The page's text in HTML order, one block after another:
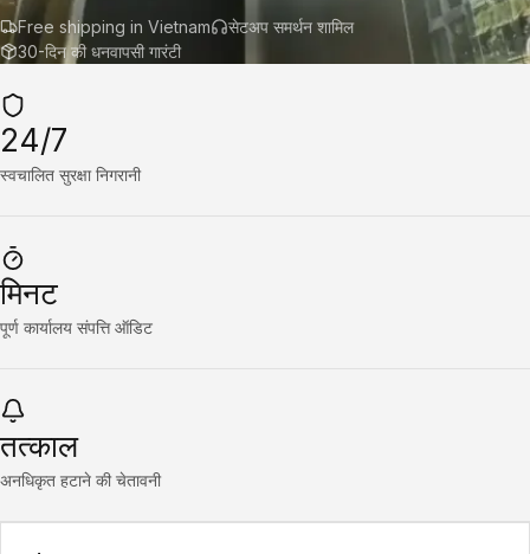
Free shipping in Vietnam
सेटअप समर्थन शामिल
30-दिन की धनवापसी गारंटी
24/7
स्वचालित सुरक्षा निगरानी
मिनट
पूर्ण कार्यालय संपत्ति ऑडिट
तत्काल
अनधिकृत हटाने की चेतावनी